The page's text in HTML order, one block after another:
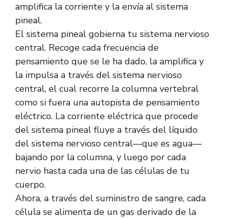
amplifica la corriente y la envía al sistema
pineal.
El sistema pineal gobierna tu sistema nervioso
central. Recoge cada frecuencia de
pensamiento que se le ha dado, la amplifica y
la impulsa a través del sistema nervioso
central, el cual recorre la columna vertebral
como si fuera una autopista de pensamiento
eléctrico. La corriente eléctrica que procede
del sistema pineal fluye a través del líquido
del sistema nervioso central—que es agua—
bajando por la columna, y luego por cada
nervio hasta cada una de las células de tu
cuerpo.
Ahora, a través del suministro de sangre, cada
célula se alimenta de un gas derivado de la